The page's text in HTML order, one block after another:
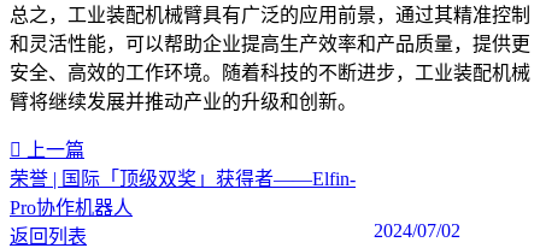
总之，工业装配机械臂具有广泛的应用前景，通过其精准控制
和灵活性能，可以帮助企业提高生产效率和产品质量，提供更
安全、高效的工作环境。随着科技的不断进步，工业装配机械
臂将继续发展并推动产业的升级和创新。‍
上一篇
荣誉 | 国际「顶级双奖」获得者——Elfin-
Pro协作机器人
2024/07/02
返回列表